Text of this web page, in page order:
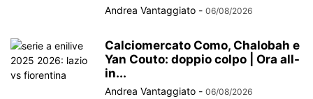
Andrea Vantaggiato - 06/08/2026
Calciomercato Como, Chalobah e
Yan Couto: doppio colpo | Ora all-
in...
Andrea Vantaggiato - 06/08/2026